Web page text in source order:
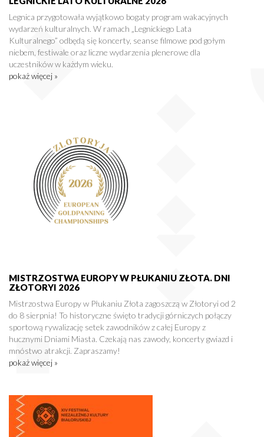
Legnica przygotowała wyjątkowo bogaty program wakacyjnych
wydarzeń kulturalnych. W ramach „Legnickiego Lata
Kulturalnego” odbędą się koncerty, seanse filmowe pod gołym
niebem, festiwale oraz liczne wydarzenia plenerowe dla
uczestników w każdym wieku.
pokaż więcej »
MISTRZOSTWA EUROPY W PŁUKANIU ZŁOTA. DNI
ZŁOTORYI 2026
Mistrzostwa Europy w Płukaniu Złota zagoszczą w Złotoryi od 2
do 8 sierpnia! To historyczne święto tradycji górniczych połączy
sportową rywalizację setek zawodników z całej Europy z
hucznymi Dniami Miasta. Czekają nas zawody, koncerty gwiazd i
mnóstwo atrakcji. Zapraszamy!
pokaż więcej »